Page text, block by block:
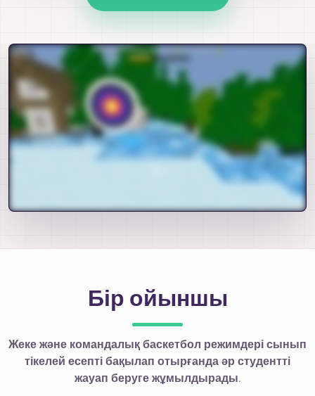
Бір ойыншы
Жеке және командалық баскетбол режимдері сынып
тікелей есепті бақылап отырғанда әр студентті
жауап беруге жұмылдырады.